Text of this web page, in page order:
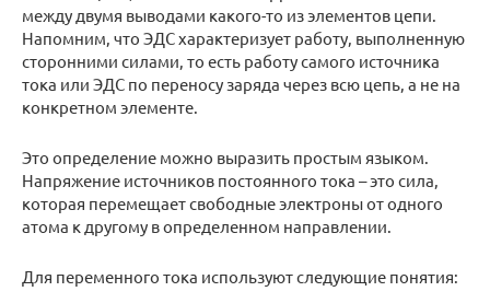
между двумя выводами какого-то из элементов цепи.
Напомним, что ЭДС характеризует работу, выполненную
сторонними силами, то есть работу самого источника
тока или ЭДС по переносу заряда через всю цепь, а не на
конкретном элементе.
Это определение можно выразить простым языком.
Напряжение источников постоянного тока – это сила,
которая перемещает свободные электроны от одного
атома к другому в определенном направлении.
Для переменного тока используют следующие понятия: